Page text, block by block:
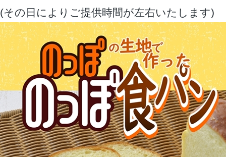
(その日によりご提供時間が左右いたします)